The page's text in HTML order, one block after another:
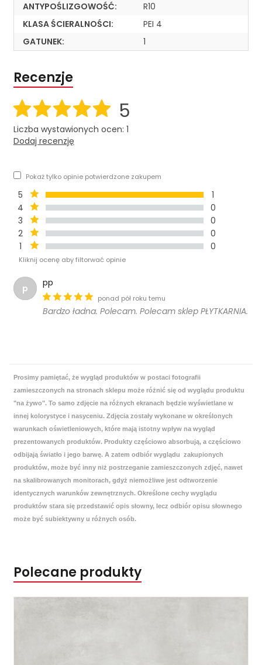
ANTYPOŚLIZGOWOŚĆ:
R10
KLASA ŚCIERALNOŚCI:
PEI 4
GATUNEK:
1
Recenzje
5
Liczba wystawionych ocen: 1
Dodaj recenzję
Pokaż tylko opinie potwierdzone zakupem
5
1
4
0
3
0
2
0
1
0
Kliknij ocenę aby filtorwać opinie
p pp
ponad pół roku temu
Bardzo ładna. Polecam. Polecam sklep PŁYTKARNIA.
Prosimy pamiętać, że wygląd produktów w postaci fotografii
zamieszczonych na stronach sklepu może różnić się od wyglądu produktu
"na żywo". To samo zdjęcie na różnych ekranach będzie wyświetlane w
innej kolorystyce i nasyceniu. Zdjęcia zostały wykonane w określonych
warunkach oświetleniowych, które mają istotny wpływ na wygląd
prezentowanych produktów. Produkty częściowo absorbują, a częściowo
odbijają światło i jego barwę. A zatem odbiór wyglądu zakupionych
produktów, może być inny niż postrzeganie zamieszczonych zdjęć, nawet
na skalibrowanych monitorach, gdyż niemożliwe jest odtworzenie
identycznych warunków zewnętrznych. Określone cechy wyglądu
produktów stara się przedstawić opis słowny, lecz odbiór opisu słownego
może być subiektywny u różnych osób.
Polecane produkty